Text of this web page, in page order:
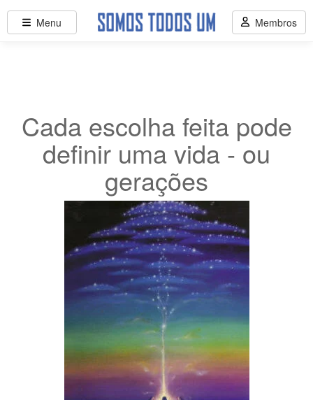
Cada escolha feita pode
definir uma vida - ou
gerações
Menu Membros